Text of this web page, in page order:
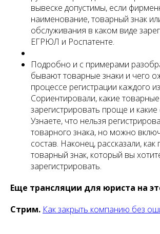
вывеске допустимы, если
наименование, товарный знак
обслуживания в каком виде
ЕГРЮЛ и Роспатенте.
Подробно и с примерами
бывают товарные знаки и чего
процессе регистрации каждого
Сориентировали, какие
зарегистрировать проще и
Узнаете, что нельзя
товарного знака, но можно
состав. Наконец, рассказали, как
товарный знак, который вы
зарегистрировать.
Еще трансляции для юриста на
Стрим. Как закрыть компанию без